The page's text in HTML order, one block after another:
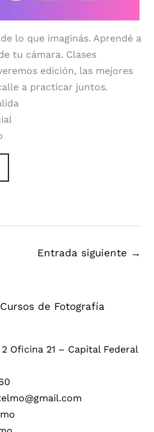
lo que imaginás. Aprendé a
tu cámara. Clases
edición, las mejores
a practicar juntos.
Entrada siguiente →
de Fotografía
Oficina 21 – Capital Federal